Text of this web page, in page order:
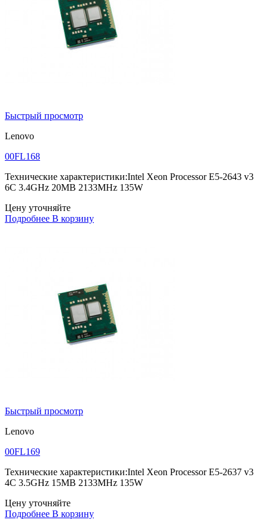
Быстрый просмотр
Lenovo
00FL168
Технические характеристики:Intel Xeon Processor E5-2643 v3
6C 3.4GHz 20MB 2133MHz 135W
Цену уточняйте
Подробнее В корзину
Быстрый просмотр
Lenovo
00FL169
Технические характеристики:Intel Xeon Processor E5-2637 v3
4C 3.5GHz 15MB 2133MHz 135W
Цену уточняйте
Подробнее В корзину